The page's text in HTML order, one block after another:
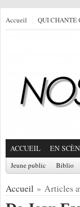
Accueil QUI CHANTE
ACCUEIL EN
Jeune public Biblio
Accueil » Articles